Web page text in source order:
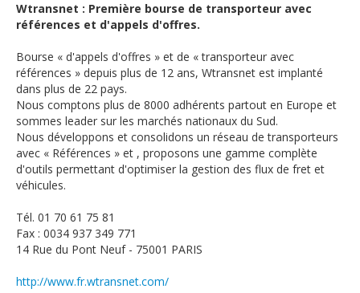
Wtransnet : Première bourse de transporteur avec
références et d'appels d'offres.
Bourse « d'appels d'offres » et de « transporteur avec
références » depuis plus de 12 ans, Wtransnet est implanté
dans plus de 22 pays.
Nous comptons plus de 8000 adhérents partout en Europe et
sommes leader sur les marchés nationaux du Sud.
Nous développons et consolidons un réseau de transporteurs
avec « Références » et , proposons une gamme complète
d'outils permettant d'optimiser la gestion des flux de fret et
véhicules.
Tél. 01 70 61 75 81
Fax : 0034 937 349 771
14 Rue du Pont Neuf - 75001 PARIS
http://www.fr.wtransnet.com/